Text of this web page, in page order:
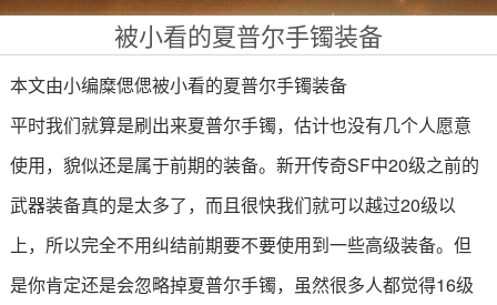
被小看的夏普尔手镯装备
本文由小编糜偲偲被小看的夏普尔手镯装备
平时我们就算是刷出来夏普尔手镯，估计也没有几个人愿意
使用，貌似还是属于前期的装备。新开传奇SF中20级之前的
武器装备真的是太多了，而且很快我们就可以越过20级以
上，所以完全不用纠结前期要不要使用到一些高级装备。但
是你肯定还是会忽略掉夏普尔手镯，虽然很多人都觉得16级